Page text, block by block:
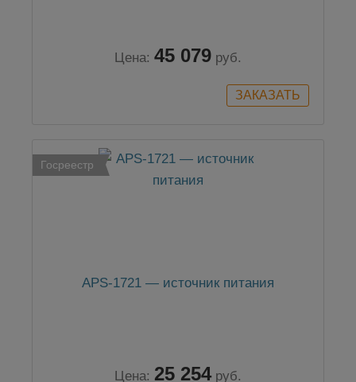
Цена: 45 079 руб.
Госреестр
APS-1721 — источник питания
Цена: 25 254 руб.